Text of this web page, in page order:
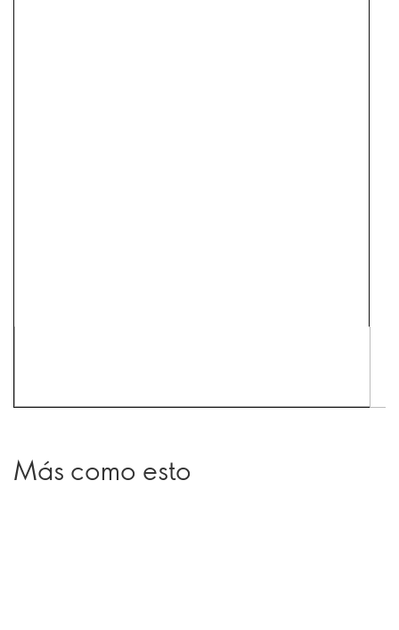
Más como esto